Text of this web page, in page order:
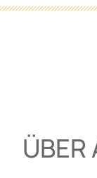
ÜBER